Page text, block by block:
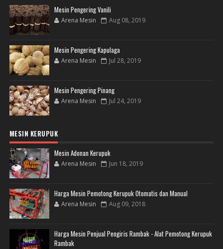
Mesin Pengering Vanili
Arena Mesin Aug 08, 2019
Mesin Pengering Kapulaga
Arena Mesin Jul 28, 2019
Mesin Pengering Pinang
Arena Mesin Jul 24, 2019
MESIN KERUPUK
Mesin Adonan Kerupuk
Arena Mesin Jun 18, 2019
Harga Mesin Pemotong Kerupuk Otomatis dan Manual
Arena Mesin Aug 09, 2018
Harga Mesin Penjual Pengiris Rambak - Alat Pemotong Kerupuk
Rambak